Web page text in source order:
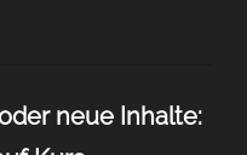
neue Inhalte: